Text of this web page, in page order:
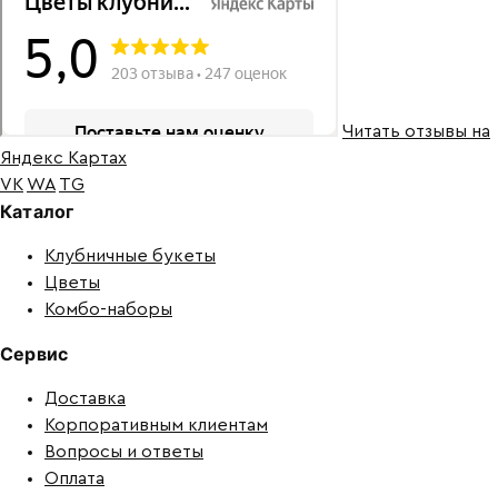
Читать отзывы на
Яндекс Картах
VKWA TG
Каталог
Клубничные букеты
Цветы
Комбо-наборы
Сервис
Доставка
Корпоративным клиентам
Вопросы и ответы
Оплата